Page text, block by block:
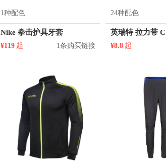
1种配色
Nike 拳击护具牙套
¥119 起 1条购买链接
24种配色
¥8.8 起